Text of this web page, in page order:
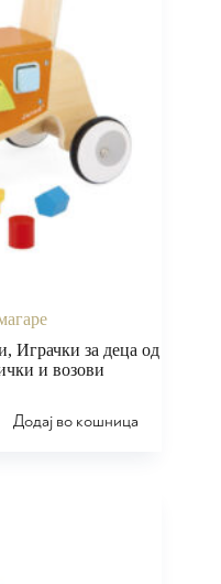
,Играчки за деца од
и возови
Додај во кошница